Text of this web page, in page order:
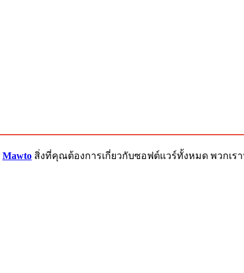
Mawto สิ่งที่คุณต้องการเกี่ยวกับซอฟต์แวร์ทั้งหมด พวกเร